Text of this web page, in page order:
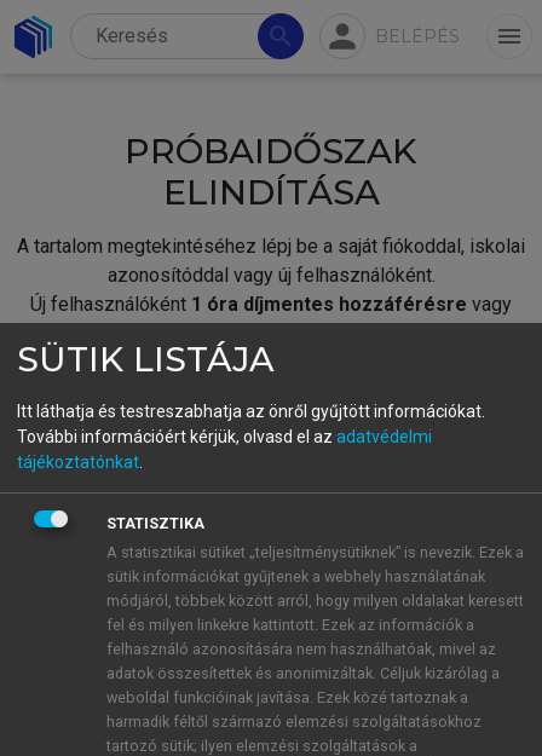
search person BELÉPÉS menu
PRÓBAIDŐSZAK
ELINDÍTÁSA
A tartalom megtekintéséhez lépj be a saját fiókoddal, iskolai
azonosítóddal vagy új felhasználóként.
Új felhasználóként 1 óra díjmentes hozzáférésre vagy
fiókoddal,vagy hozz létre új fiókot.
A regisztráció után apróbaidőszakautomatikusan
BELÉPÉS SAJÁT FIÓKKAL
ÚJ FIÓK LÉTREHOZÁSA
1 óra díjmentes hozzáférés
E-MAIL-CÍM
SÜTIK LISTÁJA
Itt láthatja és testreszabhatja az önről gyűjtött információkat.
További információért kérjük, olvasd el az adatvédelmi
tájékoztatónkat
STATISZTIKA
A statisztikai sütiket „teljesítménysütiknek” is nevezik. Ezek a
sütik információkat gyűjtenek a webhely használatának
módjáról, többek között arról, hogy milyen oldalakat keresett
fel és milyen linkekre kattintott. Ezek az információk a
felhasználó azonosítására nem használhatóak, mivel az
adatok összesítettek és anonimizáltak. Céljuk kizárólag a
weboldal funkcióinak javítása. Ezek közé tartoznak a
harmadik féltől származó elemzési szolgáltatásokhoz
tartozó sütik; ilyen elemzési szolgáltatások a